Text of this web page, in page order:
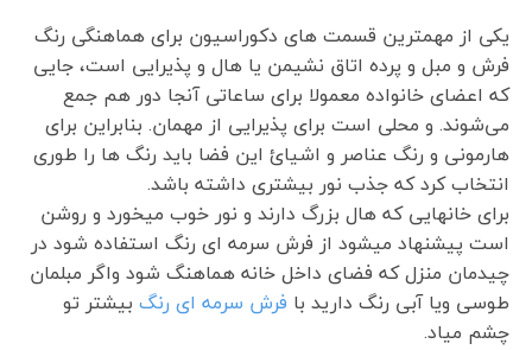
یکی از مهمترین قسمت های دکوراسیون برای هماهنگی رنگ
فرش و مبل و پرده اتاق نشیمن یا هال و پذیرایی است، جایی
که اعضای خانواده معمولا برای ساعاتی آنجا دور هم جمع
می‌شوند. و محلی است برای پذیرایی از مهمان. بنابراین برای
هارمونی و رنگ عناصر و اشیائ این فضا باید رنگ ها را طوری
انتخاب کرد که جذب نور بیشتری داشته باشد.
برای خانهایی که هال بزرگ دارند و نور خوب میخورد و روشن
است پیشنهاد میشود از فرش سرمه ای رنگ استفاده شود در
چیدمان منزل که فضای داخل خانه هماهنگ شود واگر مبلمان
طوسی ویا آبی رنگ دارید با فرش سرمه ای رنگبیشتر تو
چشم میاد.